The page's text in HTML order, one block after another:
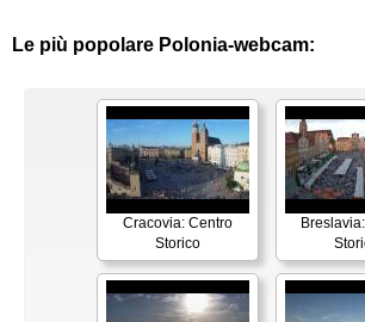
Le più popolare Polonia-webcam:
Cracovia: Centro
Storico